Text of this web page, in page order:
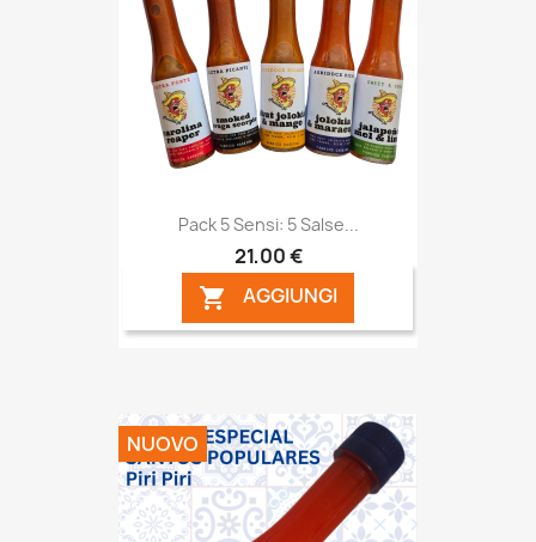
Pack 5 Sensi: 5 Salse...
21,00 €
 AGGIUNGI
NUOVO